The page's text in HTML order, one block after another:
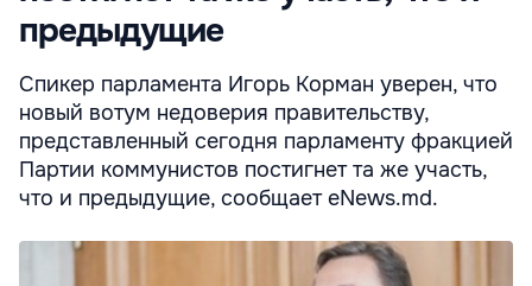
предыдущие
Спикер парламента Игорь Корман уверен, что
новый вотум недоверия правительству,
представленный сегодня парламенту фракцией
Партии коммунистов постигнет та же участь,
что и предыдущие, сообщает eNews.md.